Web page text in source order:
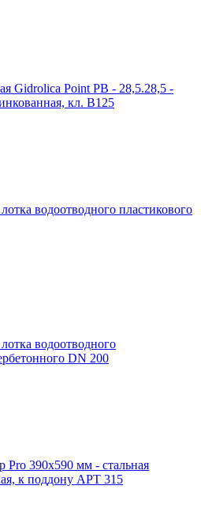
Gidrolica Point РВ - 28,5.28,5 -
кл. В125
водоотводного пластикового
водоотводного
DN 200
Pro 390х590 мм - стальная
к поддону АРТ 315